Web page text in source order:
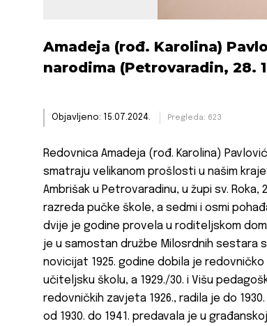
Amadeja (rođ. Karolina)
narodima (Petrovaradin, 28.
Objavljeno: 15.07.2024. Pregleda: 623
Redovnica Amadeja (rođ. Karolina)
smatraju velikanom prošlosti u našim
Ambrišak u Petrovaradinu, u župi sv.
razreda pučke škole, a sedmi i osmi
dvije je godine provela u roditeljskom
je u samostan družbe Milosrdnih sestara
novicijat 1925. godine dobila je
učiteljsku školu, a 1929./30. i Višu
redovničkih zavjeta 1926., radila je do
od 1930. do 1941. predavala je u